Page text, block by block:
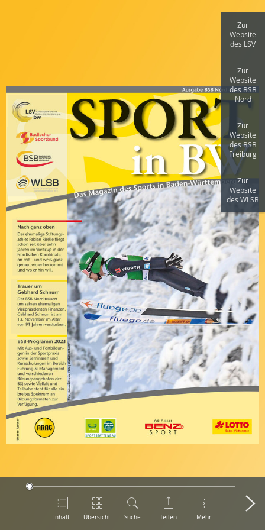
Zur
Website
des LSV
Zur
Website
des BSB
Nord
Zur
Website
des BSB
Freiburg
Zur
Website
des WLSB
Inhalt Übersicht Suche Teilen Mehr